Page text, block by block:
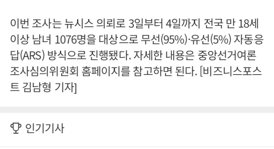
이번 조사는 뉴시스 의뢰로 3일부터 4일까지 전국 만 18세
이상 남녀 1076명을 대상으로 무선(95%)·유선(5%) 자동응
답(ARS) 방식으로 진행됐다. 자세한 내용은 중앙선거여론
조사심의위원회 홈페이지를 참고하면 된다. [비즈니스포스
트 김남형 기자]
인기기사